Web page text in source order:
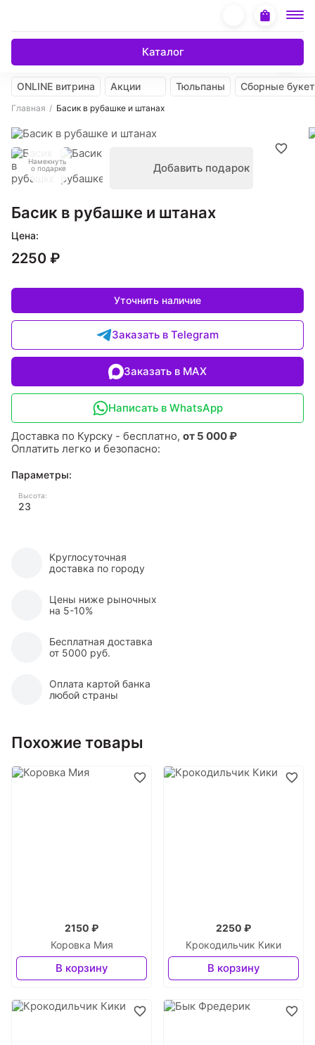
Каталог
ONLINE витрина Акции Тюльпаны Сборные
Главная Басик в рубашке и штанах
Намекнуть
о подарке
Добавить подарок
Басик в рубашке и штанах
Цена:
2250 ₽
Уточнить наличие
Заказать в Telegram
Заказать в MAX
Написать в WhatsApp
Доставка по Курску - бесплатно, от 5 000 ₽
Оплатить легко и безопасно:
Параметры:
Высота:
23
Круглосуточная
доставка по городу
Цены ниже рыночных
на 5-10%
Бесплатная доставка
от 5000 руб.
Оплата картой банка
любой страны
Похожие товары
Коровка Мия
2150 ₽
В корзину
Крокодильчик Кики
2250 ₽
В корзину